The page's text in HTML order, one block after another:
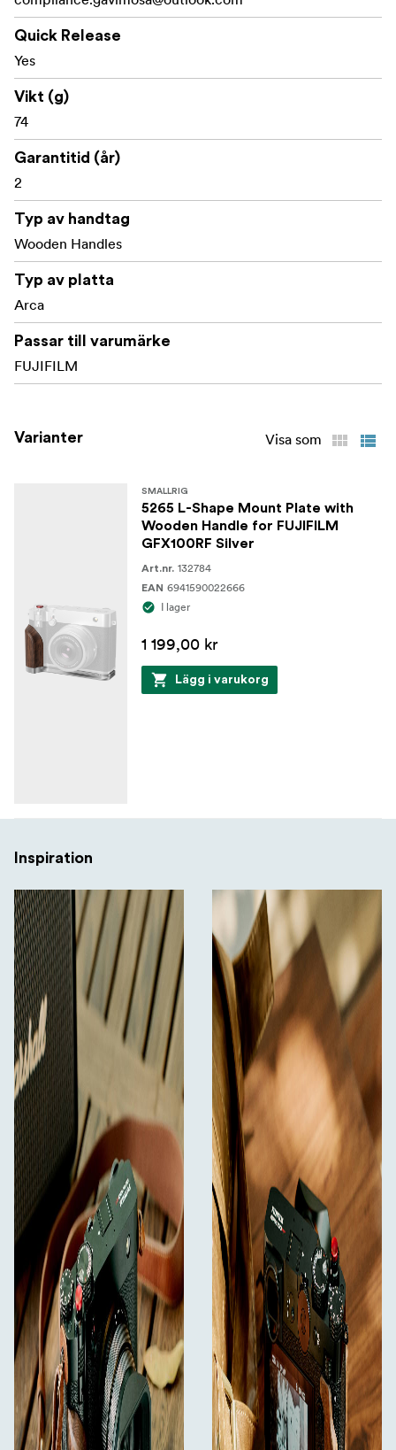
Quick Release
Yes
Vikt (g)
74
Garantitid (år)
2
Typ av handtag
Wooden Handles
Typ av platta
Arca
Passar till varumärke
FUJIFILM
Varianter Visa som
SMALLRIG
5265 L-Shape Mount Plate with
Wooden Handle for FUJIFILM
GFX100RF Silver
Art.nr. 132784
EAN 6941590022666
I lager
1 199,00 kr
Lägg i varukorg
Inspiration